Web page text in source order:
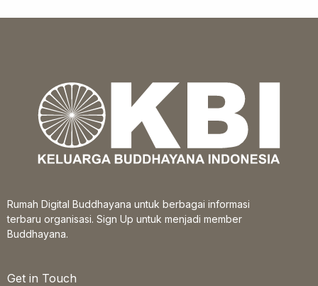
Rumah Digital Buddhayana untuk berbagai informasi
terbaru organisasi. Sign Up untuk menjadi member
Buddhayana.
Get in Touch